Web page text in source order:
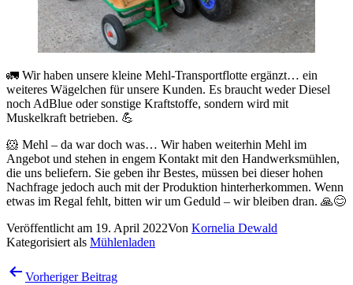
🚛 Wir haben unsere kleine Mehl-Transportflotte ergänzt… ein
weiteres Wägelchen für unsere Kunden. Es braucht weder Diesel
noch AdBlue oder sonstige Kraftstoffe, sondern wird mit
Muskelkraft betrieben. 💪
🐹 Mehl – da war doch was… Wir haben weiterhin Mehl im
Angebot und stehen in engem Kontakt mit den Handwerksmühlen,
die uns beliefern. Sie geben ihr Bestes, müssen bei dieser hohen
Nachfrage jedoch auch mit der Produktion hinterherkommen. Wenn
etwas im Regal fehlt, bitten wir um Geduld – wir bleiben dran. 🙏😊
Veröffentlicht am 19. April 2022Von Kornelia Dewald
Kategorisiert als Mühlenladen
Beitragsnavigation
Vorheriger Beitrag